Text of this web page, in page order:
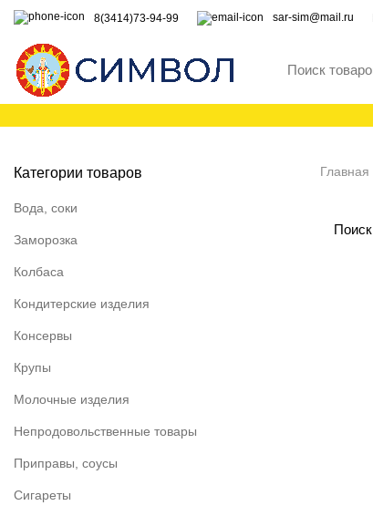
8(3414)73-94-99 sar-sim@mail.ru
Категории товаров
Вода, соки
Заморозка
Колбаса
Кондитерские изделия
Консервы
Крупы
Молочные изделия
Непродовольственные товары
Приправы, соусы
Сигареты
Главная